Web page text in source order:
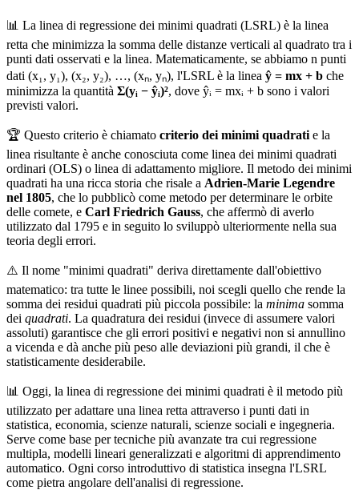
📊 La linea di regressione dei minimi quadrati (LSRL) è la linea
retta che minimizza la somma delle distanze verticali al quadrato tra i
punti dati osservati e la linea. Matematicamente, se abbiamo n punti
dati (x₁, y₁), (x₂, y₂), …, (xₙ, yₙ), l'LSRL è la linea ŷ = mx + b che
minimizza la quantità Σ(yᵢ − ŷᵢ)², dove ŷᵢ = mxᵢ + b sono i valori
previsti valori.
🏆 Questo criterio è chiamato criterio dei minimi quadrati e la
linea risultante è anche conosciuta come linea dei minimi quadrati
ordinari (OLS) o linea di adattamento migliore. Il metodo dei minimi
quadrati ha una ricca storia che risale a Adrien-Marie Legendre
nel 1805, che lo pubblicò come metodo per determinare le orbite
delle comete, e Carl Friedrich Gauss, che affermò di averlo
utilizzato dal 1795 e in seguito lo sviluppò ulteriormente nella sua
teoria degli errori.
⚠️ Il nome "minimi quadrati" deriva direttamente dall'obiettivo
matematico: tra tutte le linee possibili, noi scegli quello che rende la
somma dei residui quadrati più piccola possibile: la minima somma
dei quadrati. La quadratura dei residui (invece di assumere valori
assoluti) garantisce che gli errori positivi e negativi non si annullino
a vicenda e dà anche più peso alle deviazioni più grandi, il che è
statisticamente desiderabile.
📊 Oggi, la linea di regressione dei minimi quadrati è il metodo più
utilizzato per adattare una linea retta attraverso i punti dati in
statistica, economia, scienze naturali, scienze sociali e ingegneria.
Serve come base per tecniche più avanzate tra cui regressione
multipla, modelli lineari generalizzati e algoritmi di apprendimento
automatico. Ogni corso introduttivo di statistica insegna l'LSRL
come pietra angolare dell'analisi di regressione.